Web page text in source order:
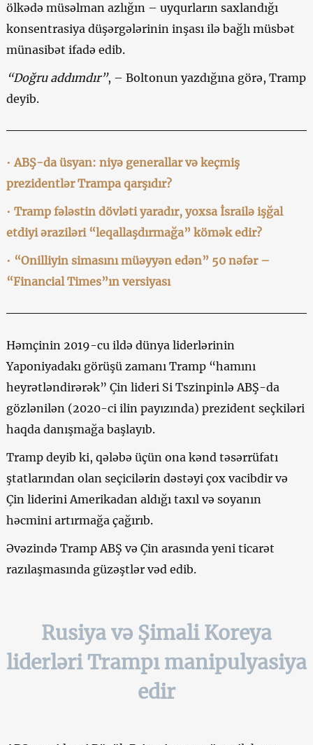
ölkədə müsəlman azlığın – uyqurların saxlandığı
konsentrasiya düşərgələrinin inşası ilə bağlı müsbət
münasibət ifadə edib.
“Doğru addımdır”, – Boltonun yazdığına görə, Tramp
deyib.
•ABŞ-da üsyan: niyə generallar və keçmiş
prezidentlər Trampa qarşıdır?
• Tramp fələstin dövləti yaradır, yoxsa İsrailə işğal
etdiyi əraziləri “leqallaşdırmağa” kömək edir?
• “Onilliyin simasını müəyyən edən” 50 nəfər –
“Financial Times”ın versiyası
Həmçinin 2019-cu ildə dünya liderlərinin
Yaponiyadakı görüşü zamanı Tramp “hamını
heyrətləndirərək” Çin lideri Si Tszinpinlə ABŞ-da
gözlənilən (2020-ci ilin payızında) prezident seçkiləri
haqda danışmağa başlayıb.
Tramp deyib ki, qələbə üçün ona kənd təsərrüfatı
ştatlarından olan seçicilərin dəstəyi çox vacibdir və
Çin liderini Amerikadan aldığı taxıl və soyanın
həcmini artırmağa çağırıb.
Əvəzində Tramp ABŞ və Çin arasında yeni ticarət
razılaşmasında güzəştlər vəd edib.
Rusiya və Şimali Koreya
liderləri Trampı manipulyasiya
edir